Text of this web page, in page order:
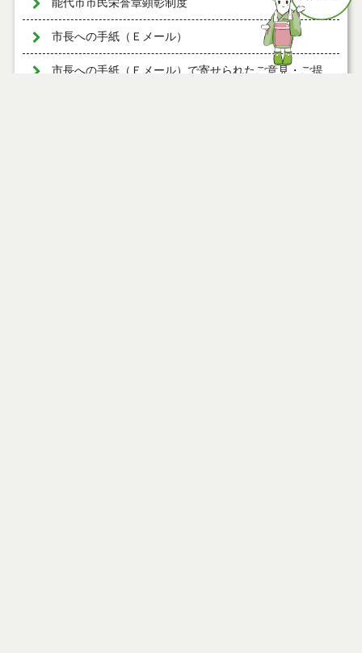
能代市市民栄誉章顕彰制度
市長への手紙（Ｅメール）
市長への手紙（Ｅメール）で寄せられたご意見・ご提